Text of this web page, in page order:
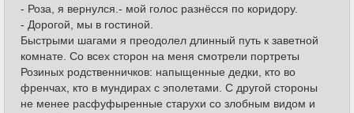
- Роза, я вернулся.- мой голос разнёсся по коридору.
- Дорогой, мы в гостиной.
Быстрыми шагами я преодолел длинный путь к заветной
комнате. Со всех сторон на меня смотрели портреты
Розиных родственничков: напыщенные дедки, кто во
френчах, кто в мундирах с эполетами. С другой стороны
не менее расфуфыренные старухи со злобным видом и